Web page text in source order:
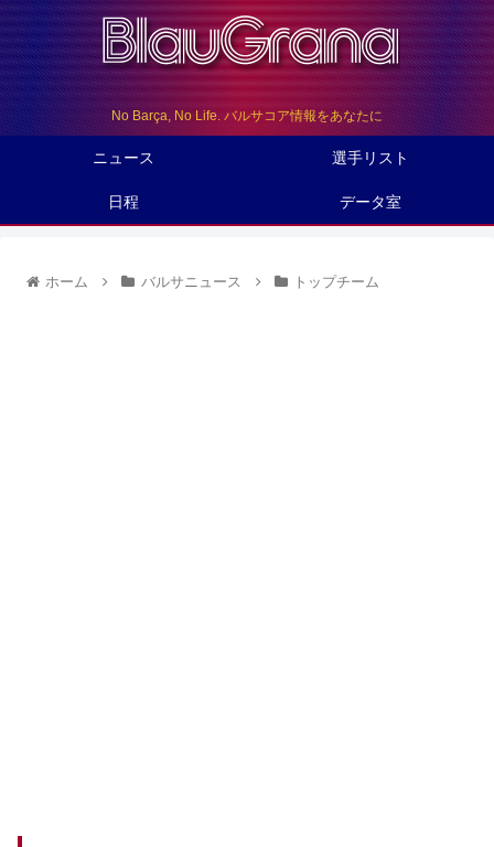
No Barça, No Life. バルサコア情報をあなたに
ニュース 選手リスト
日程 データ室
ホーム バルサニュース トップチーム